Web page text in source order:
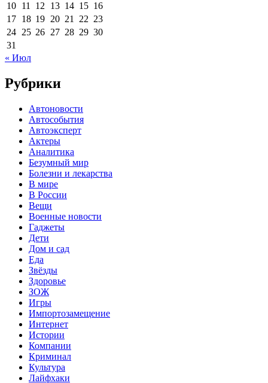
10 11 12 13 14 15 16
17 18 19 20 21 22 23
24 25 26 27 28 29 30
31
« Июл
Рубрики
Автоновости
Автособытия
Автоэксперт
Актеры
Аналитика
Безумный мир
Болезни и лекарства
В мире
В России
Вещи
Военные новости
Гаджеты
Дети
Дом и сад
Еда
Звёзды
Здоровье
ЗОЖ
Игры
Импортозамещение
Интернет
Истории
Компании
Криминал
Культура
Лайфхаки